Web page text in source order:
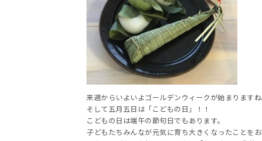
来週からいよいよゴールデンウィークが始まりますね
そして五月五日は「こどもの日」！！
こどもの日は端午の節句日でもあります。
子どもたちみんなが元気に育ち大きくなったことをお